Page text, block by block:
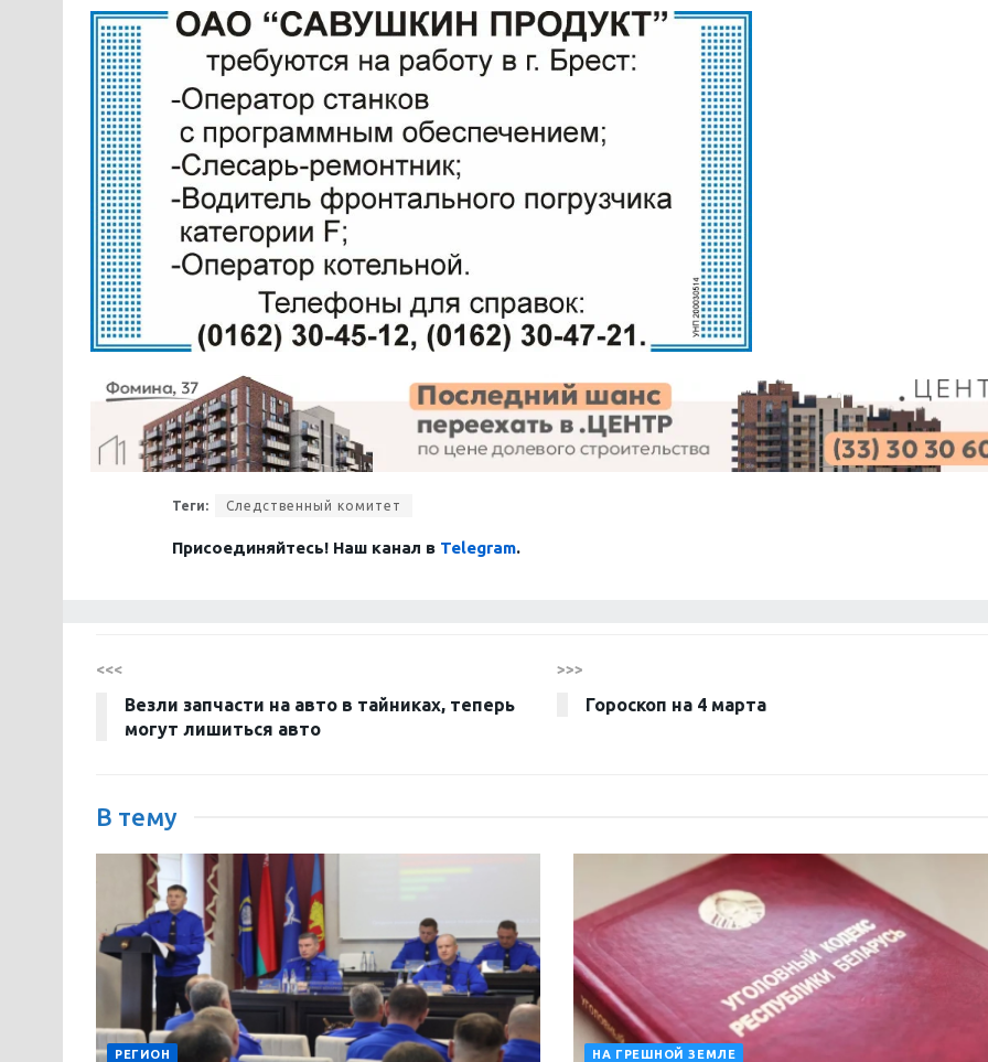
Теги: Следственный комитет
Присоединяйтесь! Наш канал в Telegram.
<<<
Везли запчасти на авто в тайниках, теперь
могут лишиться авто
>>>
Гороскоп на 4 марта
В тему
РЕГИОН НА ГРЕШНОЙ ЗЕМЛЕ